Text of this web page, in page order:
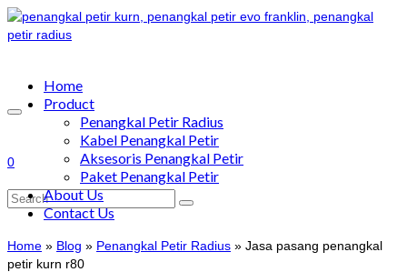
0
Search
Home
Product
Penangkal Petir Radius
Kabel Penangkal Petir
Aksesoris Penangkal Petir
Paket Penangkal Petir
About Us
Contact Us
Home » Blog » Penangkal Petir Radius » Jasa pasang penangkal
petir kurn r80